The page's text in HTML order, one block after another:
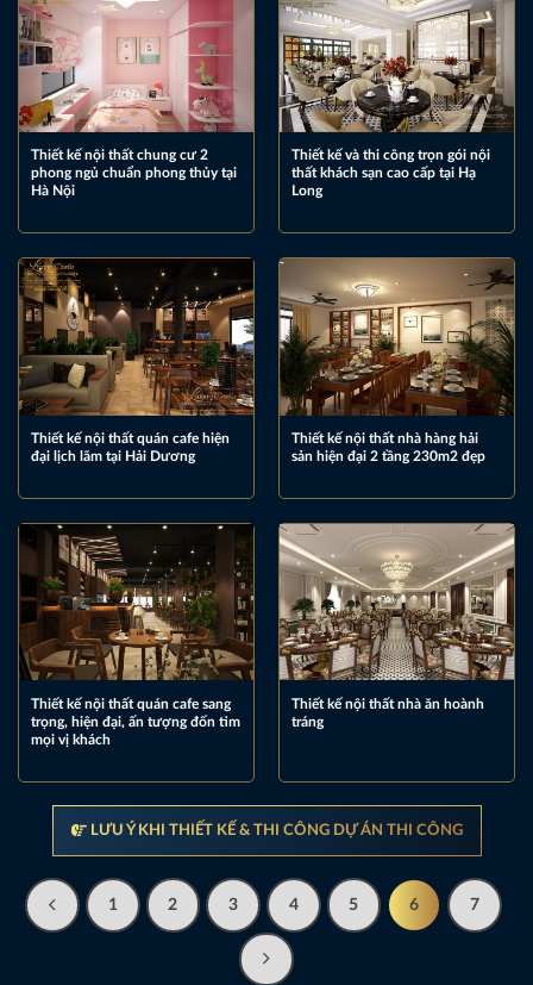
Thiết kế nội thất chung cư 2
phong ngủ chuẩn phong thủy tại
Hà Nội
Thiết kế và thi công trọn gói nội
thất khách sạn cao cấp tại Hạ
Long
Thiết kế nội thất quán cafe hiện
đại lịch lãm tại Hải Dương
Thiết kế nội thất nhà hàng hải
sản hiện đại 2 tầng 230m2 đẹp
Thiết kế nội thất quán cafe sang
trọng, hiện đại, ấn tượng đốn tim
mọi vị khách
Thiết kế nội thất nhà ăn hoành
tráng
LƯU Ý KHI THIẾT KẾ & THI CÔNG DỰ ÁN THI CÔNG
1 2 3 4 5 6 7